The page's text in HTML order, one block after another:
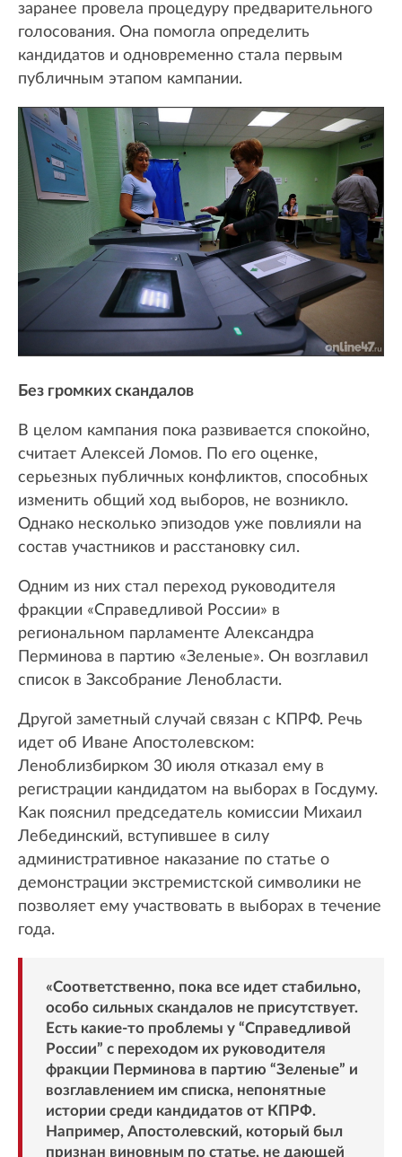
заранее провела процедуру предварительного
голосования. Она помогла определить
кандидатов и одновременно стала первым
публичным этапом кампании.
Без громких скандалов
В целом кампания пока развивается спокойно,
считает Алексей Ломов. По его оценке,
серьезных публичных конфликтов, способных
изменить общий ход выборов, не возникло.
Однако несколько эпизодов уже повлияли на
состав участников и расстановку сил.
Одним из них стал переход руководителя
фракции «Справедливой России» в
региональном парламенте Александра
Перминова в партию «Зеленые». Он возглавил
список в Заксобрание Ленобласти.
Другой заметный случай связан с КПРФ. Речь
идет об Иване Апостолевском:
Леноблизбирком 30 июля отказал ему в
регистрации кандидатом на выборах в Госдуму.
Как пояснил председатель комиссии Михаил
Лебединский, вступившее в силу
административное наказание по статье о
демонстрации экстремистской символики не
позволяет ему участвовать в выборах в течение
года.
«Соответственно, пока все идет стабильно,
особо сильных скандалов не присутствует.
Есть какие-то проблемы у “Справедливой
России” с переходом их руководителя
фракции Перминова в партию “Зеленые” и
возглавлением им списка, непонятные
истории среди кандидатов от КПРФ.
Например, Апостолевский, который был
признан виновным по статье, не дающей